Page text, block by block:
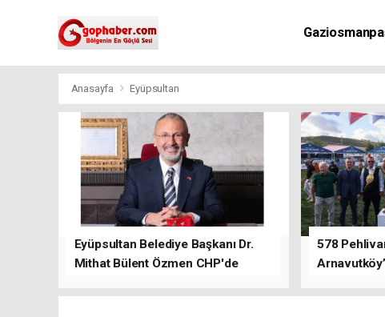
Anasayfa Eyüpsultan
Eyüpsultan Belediye Başkanı Dr.
Mithat Bülent Özmen CHP'de
578